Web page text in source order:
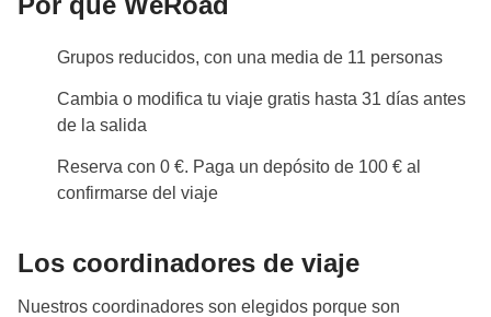
Grupos reducidos, con una media de 11 personas
Cambia o modifica tu viaje gratis hasta 31 días antes
de la salida
Reserva con 0 €. Paga un depósito de 100 € al
confirmarse del viaje
Los coordinadores de viaje
Nuestros coordinadores son elegidos porque son